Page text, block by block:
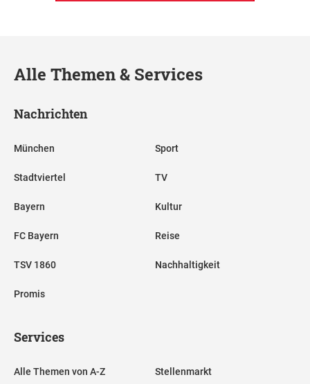
Alle Themen & Services
Nachrichten
München
Stadtviertel
Bayern
FC Bayern
TSV 1860
Promis
Sport
TV
Kultur
Reise
Nachhaltigkeit
Services
Alle Themen von A-Z Stellenmarkt